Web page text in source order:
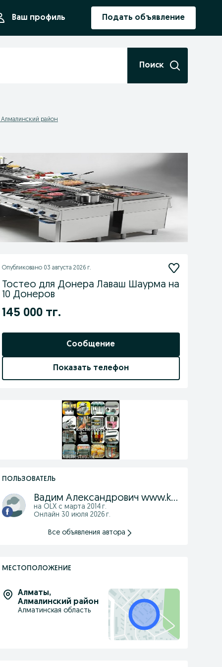
Ваш профиль Подать объявление
Поиск
район
Опубликовано 03 августа 2026 г.
Тостео для Донера Лаваш Шаурма на
10 Донеров
145 000 тг.
Сообщение
Показать телефон
ПОЛЬЗОВАТЕЛЬ
Вадим Александрович www.kachestvo.kz
на OLX с марта 2014 г.
Онлайн 30 июля 2026 г.
Все объявления автора
МЕСТОПОЛОЖЕНИЕ
Алматы,
Алмалинский район
Алматинская область